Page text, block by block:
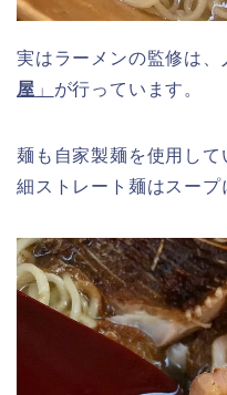
実はラーメンの監修は
屋 」 が行っています。
麺も自家製麺を使用し
細ストレート麺はスープ